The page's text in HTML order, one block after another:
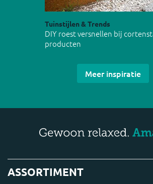
Tuinstijlen & Trends
DIY roest versnellen bij
producten
Meer inspiratie
ASSORTIMENT